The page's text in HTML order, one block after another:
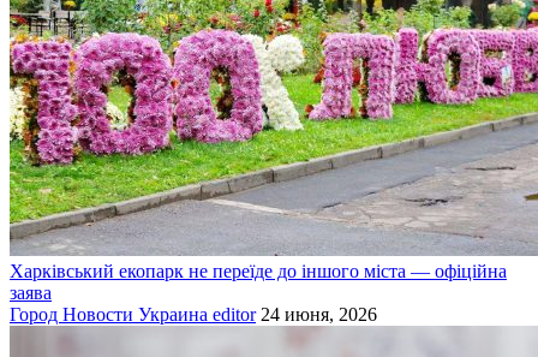
Харківський екопарк не переїде до іншого міста — офіційна
заява
Город Новости Украина editor 24 июня, 2026